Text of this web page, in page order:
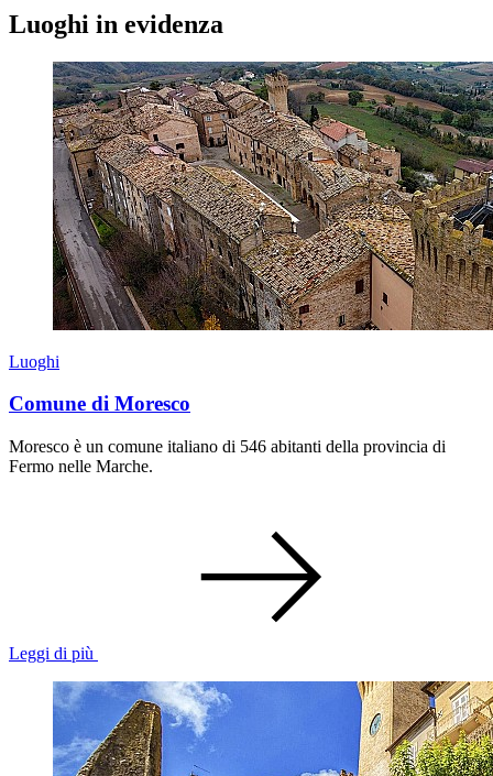
Luoghi in evidenza
Luoghi
Comune di Moresco
Moresco è un comune italiano di 546 abitanti della provincia di
Fermo nelle Marche.
Leggi di più